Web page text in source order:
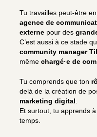
Tu travailles peut-être en
agence de
externe pour des
C’est aussi à ce stade
community manager
même chargé·e de
Tu comprends que ton
delà de la création de
marketing digital
Et surtout, tu apprends à
temps.